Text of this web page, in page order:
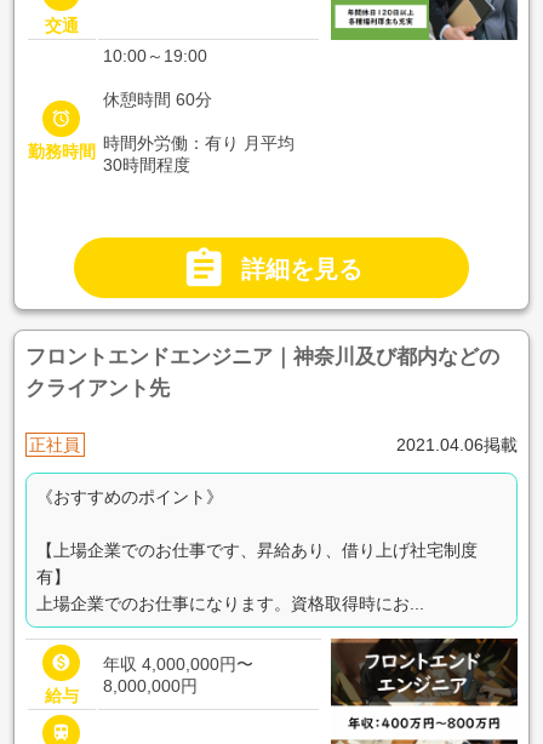
交通

勤務時間
10:00～19:00
休憩時間 60分
時間外労働：有り 月平均
30時間程度
 詳細を見る
フロントエンドエンジニア｜神奈川及び都内などの
クライアント先
正社員 2021.04.06掲載
《おすすめのポイント》
【上場企業でのお仕事です、昇給あり、借り上げ社宅制度
有】
上場企業でのお仕事になります。資格取得時にお...

給与
年収 4,000,000円〜
8,000,000円
